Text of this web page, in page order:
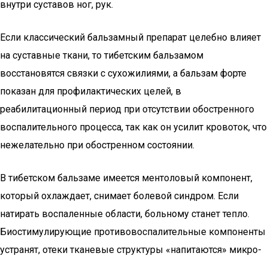
внутри суставов ног, рук.
Если классический бальзамный препарат целебно влияет
на суставные ткани, то тибетским бальзамом
восстановятся связки с сухожилиями, а бальзам форте
показан для профилактических целей, в
реабилитационный период при отсутствии обостренного
воспалительного процесса, так как он усилит кровоток, что
нежелательно при обостренном состоянии.
В тибетском бальзаме имеется ментоловый компонент,
который охлаждает, снимает болевой синдром. Если
натирать воспаленные области, больному станет тепло.
Биостимулирующие противовоспалительные компоненты
устранят, отеки тканевые структуры «напитаются» микро-